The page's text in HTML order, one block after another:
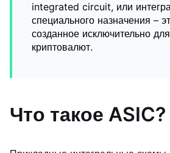
integrated circuit, или
специального назначения –
созданное исключительно
криптовалют.
Что такое ASIC?